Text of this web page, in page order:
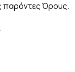
παρόντες Όρους.